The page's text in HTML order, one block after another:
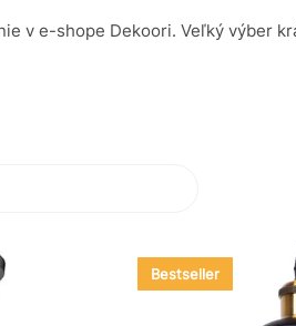
v e-shope Dekoori. Veľký výber
Bestseller